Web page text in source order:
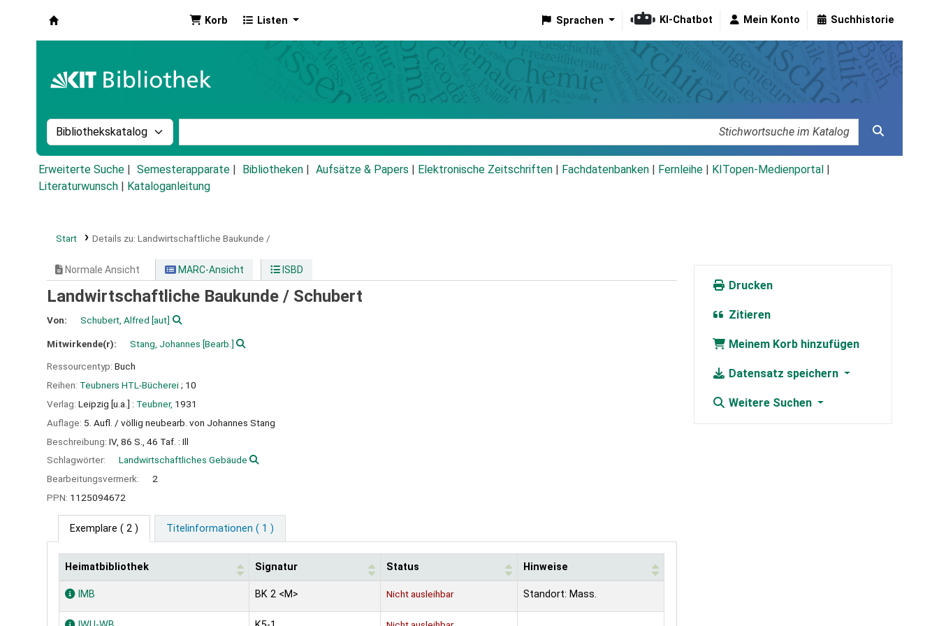
Korb Listen Sprachen KI-Chatbot Mein Konto Suchhistorie
Suche im Katalog nach:
Erweiterte Suche Semesterapparate Bibliotheken Aufsätze & Papers Elektronische Zeitschriften Fachdatenbanken Fernleihe KITopen-Medienportal
Literaturwunsch
Kataloganleitung
Start Details zu: Landwirtschaftliche Baukunde /
Normale Ansicht MARC-Ansicht ISBD
Landwirtschaftliche Baukunde / Schubert
Von: Schubert, Alfred [aut]
Mitwirkende(r): Stang, Johannes [Bearb.]
Ressourcentyp: Buch
Reihen: Teubners HTL-Bücherei; 10
Verlag: Leipzig [u.a.] : Teubner, 1931
Auflage: 5. Aufl. / völlig neubearb. von Johannes Stang
Beschreibung: IV, 86 S., 46 Taf. : Ill
Schlagwörter:
Landwirtschaftliches Gebäude
Bearbeitungsvermerk:
2
PPN: 1125094672
Exemplare ( 2 ) Titelinformationen ( 1 )
Exemplare
Heimatbibliothek Signatur Status Hinweise
IMB BK 2 <M> Nicht ausleihbar Standort: Mass.
Drucken
Zitieren
Meinem Korb hinzufügen
Datensatz speichern
Weitere Suchen